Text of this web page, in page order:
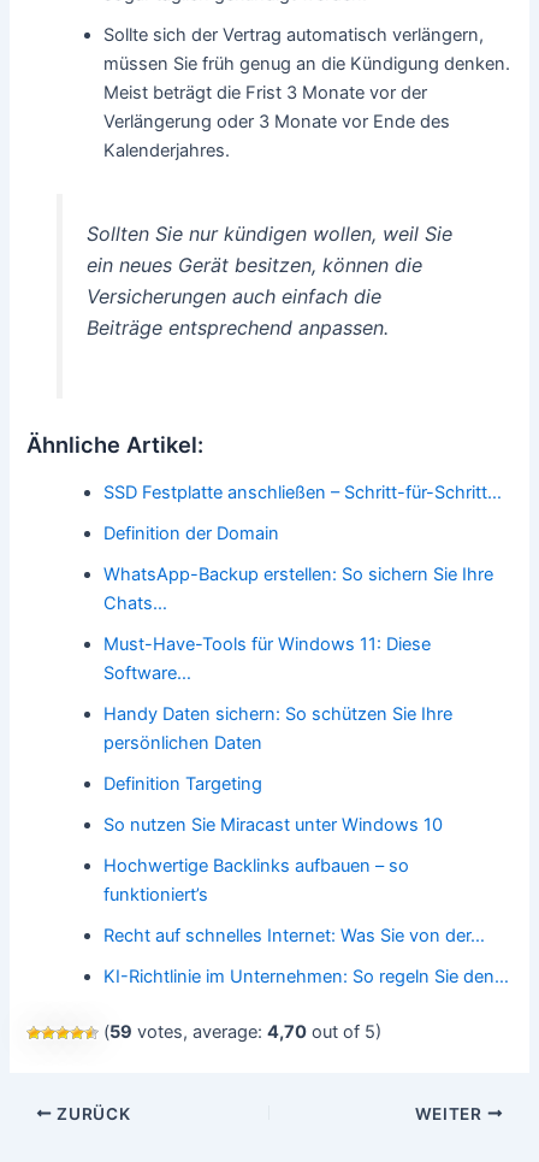
Sollte sich der Vertrag automatisch verlängern,
müssen Sie früh genug an die Kündigung denken.
Meist beträgt die Frist 3 Monate vor der
Verlängerung oder 3 Monate vor Ende des
Kalenderjahres.
Sollten Sie nur kündigen wollen, weil Sie
ein neues Gerät besitzen, können die
Versicherungen auch einfach die
Beiträge entsprechend anpassen.
Ähnliche Artikel:
SSD Festplatte anschließen – Schritt-für-Schritt…
Definition der Domain
WhatsApp-Backup erstellen: So sichern Sie Ihre
Chats…
Must-Have-Tools für Windows 11: Diese
Software…
Handy Daten sichern: So schützen Sie Ihre
persönlichen Daten
Definition Targeting
So nutzen Sie Miracast unter Windows 10
Hochwertige Backlinks aufbauen – so
funktioniert’s
Recht auf schnelles Internet: Was Sie von der…
KI-Richtlinie im Unternehmen: So regeln Sie den…
(59 votes, average:4,70 out of 5)
Beitragsnavigation
ZURÜCK WEITER